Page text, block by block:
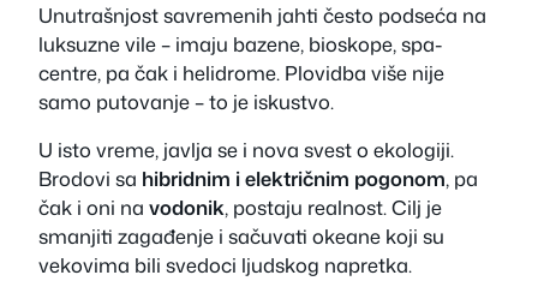
Unutrašnjost savremenih jahti često podseća na
luksuzne vile – imaju bazene, bioskope, spa-
centre, pa čak i helidrome. Plovidba više nije
samo putovanje – to je iskustvo.
U isto vreme, javlja se i nova svest o ekologiji.
Brodovi sa hibridnim i električnim pogonom, pa
čak i oni na vodonik, postaju realnost. Cilj je
smanjiti zagađenje i sačuvati okeane koji su
vekovima bili svedoci ljudskog napretka.